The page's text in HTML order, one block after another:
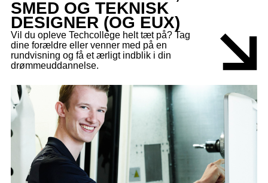
SMED OG TEKNISK
DESIGNER (OG EUX)
Vil du opleve Techcollege helt tæt på? Tag
dine forældre eller venner med på en
rundvisning og få et ærligt indblik i din
drømmeuddannelse.